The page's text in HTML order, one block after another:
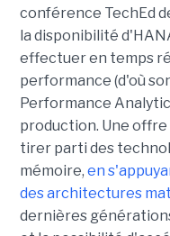
conférence TechEd
la disponibilité
effectuer en temps
performance (d'où
Performance
production. Une
tirer parti des
mémoire, en
des architectures
dernières